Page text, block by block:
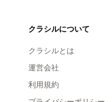
クラシルについて
クラシルとは
運営会社
利用規約